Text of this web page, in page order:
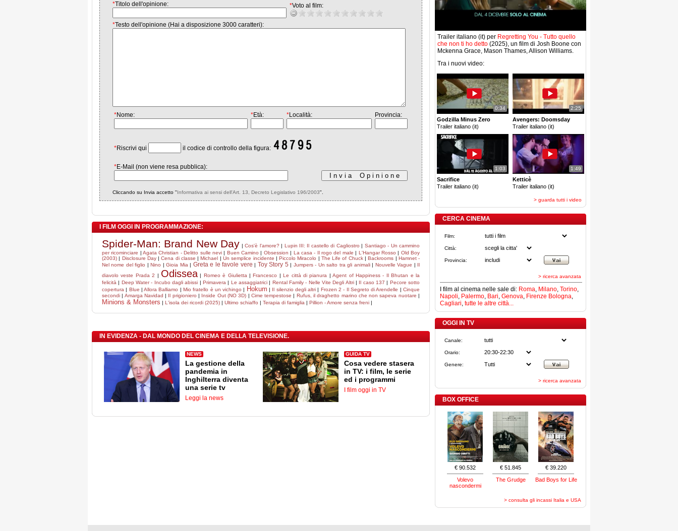
*Titolo dell'opinione: *Voto al film:
*Testo dell'opinione (Hai a disposizione 3000 caratteri):
*Nome: *Età: *Località: Provincia:
*Riscrivi qui il codice di controllo della figura:
*E-Mail (non viene resa pubblica):
Cliccando su Invia accetto "Informativa ai sensi dell'Art. 13, Decreto Legislativo 196/2003".
I FILM OGGI IN PROGRAMMAZIONE:
Spider-Man: Brand New Day |Cos'è l'amore? | Lupin III: Il castello di Cagliostro | Santiago - Un cammino
per ricominciare |Agata Christian - Delitto sulle nevi| Buen Camino | Obsession | La casa - Il rogo del male | L'Hangar Rosso | Old Boy
(2003) | Disclosure Day|Cena di classe |Michael |Un semplice incidente |Piccolo Miracolo | The Life of Chuck|Backrooms | Hamnet -
Nel nome del figlio |Nino |Gioia Mia | Greta e le favole vere | Toy Story 5 | Jumpers - Un salto tra gli animali| Nouvelle Vague | Il
diavolo veste Prada 2 | Odissea | Romeo è Giulietta |Francesco |Le città di pianura |Agent of Happiness - Il Bhutan e la
felicità | Deep Water - Incubo dagli abissi |Primavera | Le assaggiatrici | Rental Family - Nelle Vite Degli Altri| Il caso 137 | Pecore sotto
copertura | Blue |Allora Balliamo |Mio fratello è un vichingo | Hokum | Il silenzio degli altri | Frozen 2 - Il Segreto di Arendelle |Cinque
secondi | Amarga Navidad | Il prigioniero | Inside Out (NO 3D) | Cime tempestose | Rufus, il draghetto marino che non sapeva nuotare |
Minions & Monsters | L'isola dei ricordi (2025) | Ultimo schiaffo | Terapia di famiglia | Pillion - Amore senza freni |
IN EVIDENZA - DAL MONDO DEL CINEMA E DELLA TELEVISIONE.
NEWS
La gestione della
pandemia in
Inghilterra diventa
una serie tv
Leggi la news
GUIDA TV
Cosa vedere stasera
in TV: i film, le serie
ed i programmi
I film oggi in TV
Trailer italiano (it) per Regretting You - Tutto quello
che non ti ho detto (2025), un film di Josh Boone con
Mckenna Grace, Mason Thames, Allison Williams.
Tra i nuovi video:
0:34
Godzilla Minus Zero
Trailer italiano (it)
2:25
Avengers: Doomsday
Trailer italiano (it)
1:03
Sacrifice
Trailer italiano (it)
1:49
Ketticè
Trailer italiano (it)
> guarda tutti i video
CERCA CINEMA
Film:
Città:
Provincia:
> ricerca avanzata
I film al cinema nelle sale di: Roma, Milano, Torino,
Napoli, Palermo, Bari, Genova, Firenze Bologna,
Cagliari, tutte le altre città...
OGGI IN TV
Canale:
Orario:
Genere:
> ricerca avanzata
BOX OFFICE
€ 90.532
Volevo
nascondermi
€ 51.845
The Grudge
€ 39.220
Bad Boys for Life
> consulta gli incassi Italia e USA